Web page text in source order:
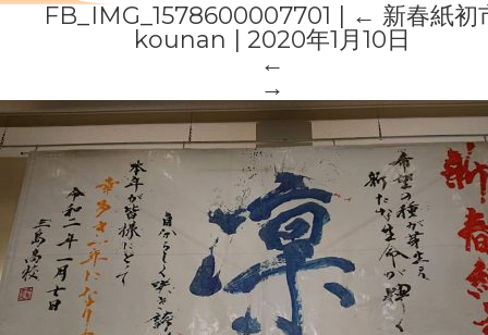
FB_IMG_1578600007701 ← 新春紙初
kounan
2020年1月10日
←
→